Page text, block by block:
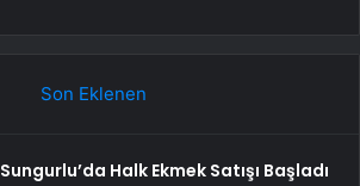
Son Eklenen
Sungurlu’da Halk Ekmek Satışı Başladı